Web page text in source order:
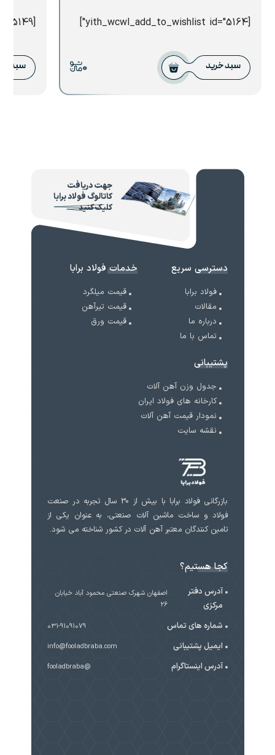
[yith_wcwl_add_to_wishlist id="5164"]
سبد خرید 0
[yith_wcwl_add_to_wishlist id="5149"]
سبد
جهت دریافت
کاتالوگ فولاد برابا
کلیک کنید
دسترسی سریع
فولاد برابا
مقالات
درباره ما
تماس با ما
خدمات فولاد برابا
قیمت میلگرد
قیمت تیرآهن
قیمت ورق
پشتیبانی
جدول وزن آهن آلات
کارخانه های فولاد ایران
نمودار قیمت آهن آلات
نقشه سایت
بازرگانی فولاد برابا با بیش از 30 سال تجربه در صنعت
فولاد و ساخت ماشین آلات صنعتی، به عنوان یکی از
تامین کنندگان معتبر آهن آلات در کشور شناخته می شود.
کجا هستیم؟
آدرس دفتر
مرکزی
اصفهان شهرک صنعتی محمود آباد خیابان
۲۶
شماره های تماس 031-91091079
ایمیل پشتیبانی info@fooladbraba.com
آدرس اینستاگرام @fooladbraba